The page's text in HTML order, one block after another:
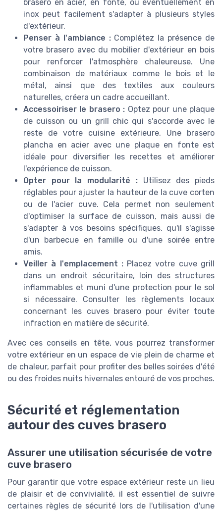
brasero en acier, en fonte, ou éventuellement en
inox peut facilement s'adapter à plusieurs styles
d'extérieur.
Penser à l'ambiance :Complétez la présence de
votre brasero avec du mobilier d'extérieur en bois
pour renforcer l'atmosphère chaleureuse. Une
combinaison de matériaux comme le bois et le
métal, ainsi que des textiles aux couleurs
naturelles, créera un cadre accueillant.
Accessoiriser le brasero : Optez pour une plaque
de cuisson ou un grill chic qui s'accorde avec le
reste de votre cuisine extérieure. Une brasero
plancha en acier avec une plaque en fonte est
idéale pour diversifier les recettes et améliorer
l'expérience de cuisson.
Opter pour la modularité :Utilisez des pieds
réglables pour ajuster la hauteur de la cuve corten
ou de l'acier cuve. Cela permet non seulement
d'optimiser la surface de cuisson, mais aussi de
s'adapter à vos besoins spécifiques, qu'il s'agisse
d'un barbecue en famille ou d'une soirée entre
amis.
Veiller à l'emplacement :Placez votre cuve grill
dans un endroit sécuritaire, loin des structures
inflammables et muni d'une protection pour le sol
si nécessaire. Consulter les règlements locaux
concernant les cuves brasero pour éviter toute
infraction en matière de sécurité.
Avec ces conseils en tête, vous pourrez transformer
votre extérieur en un espace de vie plein de charme et
de chaleur, parfait pour profiter des belles soirées d'été
ou des froides nuits hivernales entouré de vos proches.
Sécurité et réglementation
autour des cuves brasero
Assurer une utilisation sécurisée de votre
cuve brasero
Pour garantir que votre espace extérieur reste un lieu
de plaisir et de convivialité, il est essentiel de suivre
certaines règles de sécurité lors de l'utilisation d'une